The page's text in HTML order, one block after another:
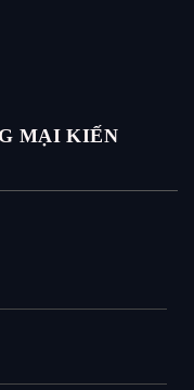
MẠI KIẾN